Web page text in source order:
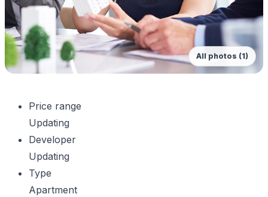
All photos (1)
Price range
Updating
Developer
Updating
Type
Apartment